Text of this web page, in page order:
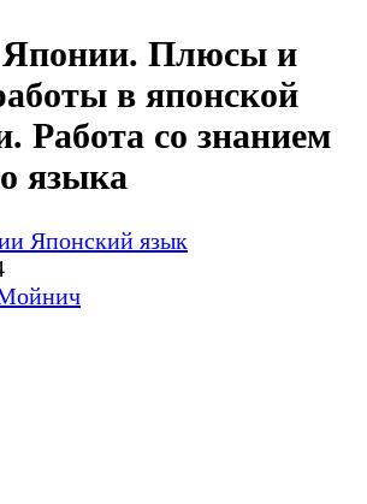
Японии. Плюсы и
в японской
Работа со знанием
языка
Японский язык